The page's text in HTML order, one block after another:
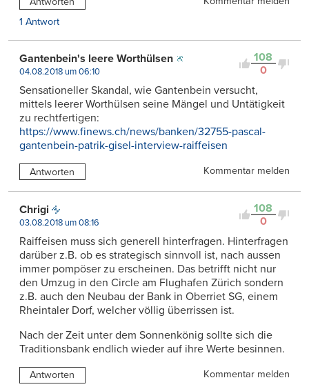
1 Antwort
108
0
Gantenbein's leere Worthülsen
04.08.2018 um 06:10
Sensationeller Skandal, wie Gantenbein versucht,
mittels leerer Worthülsen seine Mängel und Untätigkeit
zu rechtfertigen:
https://www.finews.ch/news/banken/32755-pascal-
gantenbein-patrik-gisel-interview-raiffeisen
Antworten Kommentar melden
108
0
Chrigi
03.08.2018 um 08:16
Raiffeisen muss sich generell hinterfragen. Hinterfragen
darüber z.B. ob es strategisch sinnvoll ist, nach aussen
immer pompöser zu erscheinen. Das betrifft nicht nur
den Umzug in den Circle am Flughafen Zürich sondern
z.B. auch den Neubau der Bank in Oberriet SG, einem
Rheintaler Dorf, welcher völlig überrissen ist.
Nach der Zeit unter dem Sonnenkönig sollte sich die
Traditionsbank endlich wieder auf ihre Werte besinnen.
Antworten
Kommentar melden